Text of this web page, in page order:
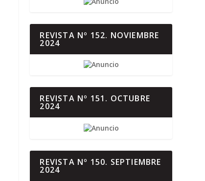
REVISTA Nº 152. NOVIEMBRE
2024
REVISTA Nº 151. OCTUBRE
2024
REVISTA Nº 150. SEPTIEMBRE
2024